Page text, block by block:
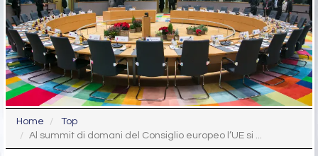
Home
Top
Al summit di domani del Consiglio europeo l’UE si ...